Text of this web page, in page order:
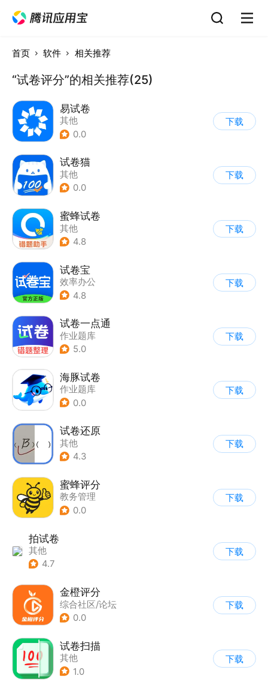
首页 软件 相关推荐
“试卷评分”的相关推荐(25)
易试卷
其他
0.0
下载
试卷猫
其他
0.0
下载
蜜蜂试卷
其他
4.8
下载
试卷宝
效率办公
4.8
下载
试卷一点通
作业题库
5.0
下载
海豚试卷
作业题库
0.0
下载
试卷还原
其他
4.3
下载
蜜蜂评分
教务管理
0.0
下载
拍试卷
其他
4.7
下载
金橙评分
综合社区/论坛
0.0
下载
试卷扫描
其他
1.0
下载